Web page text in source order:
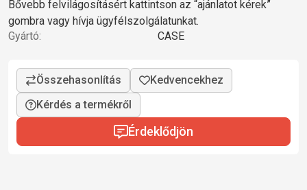
Bővebb felvilágosításért kattintson az “ajánlatot kérek”
gombra vagy hívja ügyfélszolgálatunkat.
Gyártó:
CASE
Kérdés a termékről
Érdeklődjön